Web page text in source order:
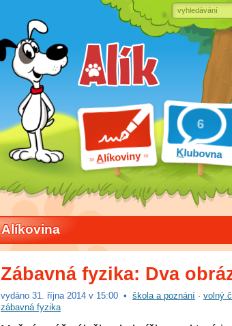
Alíkoviny Klubovna
Alíkovina
Zábavná fyzika: Dva
vydáno 31. října 2014 v 15:00• škola a poznání· volný
zábavná fyzika